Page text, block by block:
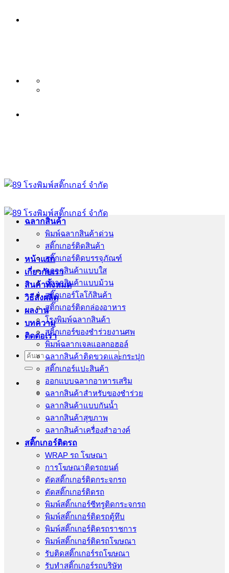
หน้าแรก
เกี่ยวกับเรา
สินค้าทั้งหมด
วิธีสั่งผลิต
ผลงาน
บทความ
ติดต่อเรา
ค้นหา:
ฉลากสินค้า
พิมพ์ฉลากสินค้าด่วน
สติ๊กเกอร์ติดสินค้า
สติ๊กเกอร์ติดบรรจุภัณฑ์
ฉลากสินค้าแบบใส
ฉลากสินค้าแบบม้วน
สติ๊กเกอร์โลโก้สินค้า
สติ๊กเกอร์ติดกล่องอาหาร
โรงพิมพ์ฉลากสินค้า
สติ้กเกอร์ของชำร่วยงานศพ
พิมพ์ฉลากเจลแอลกอฮอล์
ฉลากสินค้าติดขวดและกระปุก
สติ๊กเกอร์แปะสินค้า
ออกแบบฉลากอาหารเสริม
ฉลากสินค้าสำหรับของชำร่วย
ฉลากสินค้าแบบกันน้ำ
ฉลากสินค้าสุขภาพ
ฉลากสินค้าเครื่องสำอางค์
สติ๊กเกอร์ติดรถ
WRAP รถ โฆษณา
การโฆษณาติดรถยนต์
ตัดสติ๊กเกอร์ติดกระจกรถ
ตัดสติ๊กเกอร์ติดรถ
พิมพ์สติ๊กเกอร์ซีทรูติดกระจกรถ
พิมพ์สติ๊กเกอร์ติดรถตู้ทึบ
พิมพ์สติ๊กเกอร์ติดรถราชการ
พิมพ์สติ๊กเกอร์ติดรถโฆษณา
รับติดสติ๊กเกอร์รถโฆษณา
รับทำสติ๊กเกอร์รถบริษัท